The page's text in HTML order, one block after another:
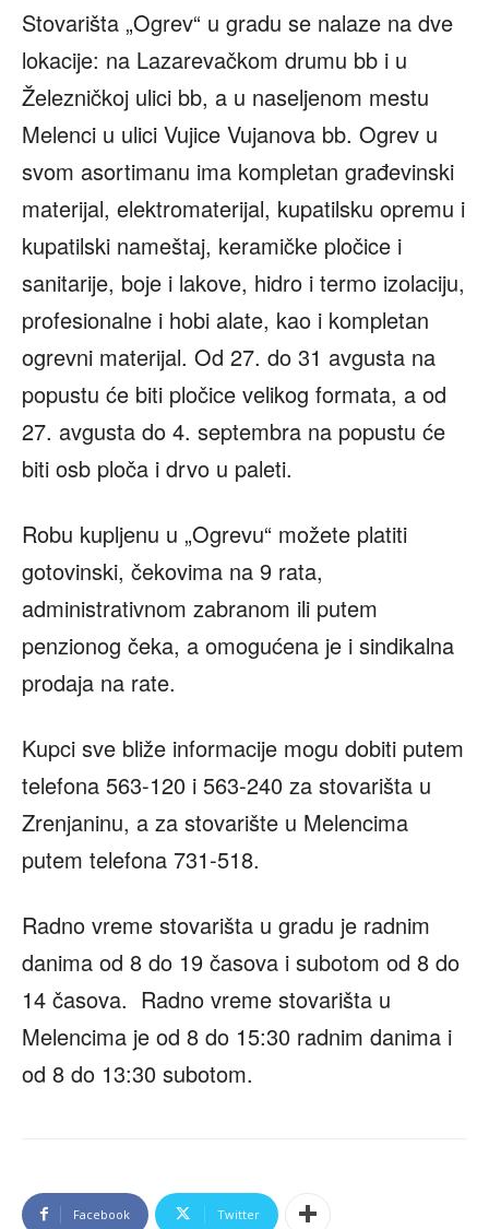
Stovarišta „Ogrev“ u gradu se nalaze na dve
lokacije: na Lazarevačkom drumu bb i u
Železničkoj ulici bb, a u naseljenom mestu
Melenci u ulici Vujice Vujanova bb. Ogrev u
svom asortimanu ima kompletan građevinski
materijal, elektromaterijal, kupatilsku opremu i
kupatilski nameštaj, keramičke pločice i
sanitarije, boje i lakove, hidro i termo izolaciju,
profesionalne i hobi alate, kao i kompletan
ogrevni materijal. Od 27. do 31 avgusta na
popustu će biti pločice velikog formata, a od
27. avgusta do 4. septembra na popustu će
biti osb ploča i drvo u paleti.
Robu kupljenu u „Ogrevu“ možete platiti
gotovinski, čekovima na 9 rata,
administrativnom zabranom ili putem
penzionog čeka, a omogućena je i sindikalna
prodaja na rate.
Kupci sve bliže informacije mogu dobiti putem
telefona 563-120 i 563-240 za stovarišta u
Zrenjaninu, a za stovarište u Melencima
putem telefona 731-518.
Radno vreme stovarišta u gradu je radnim
danima od 8 do 19 časova i subotom od 8 do
14 časova. Radno vreme stovarišta u
Melencima je od 8 do 15:30 radnim danima i
od 8 do 13:30 subotom.
Facebook Twitter